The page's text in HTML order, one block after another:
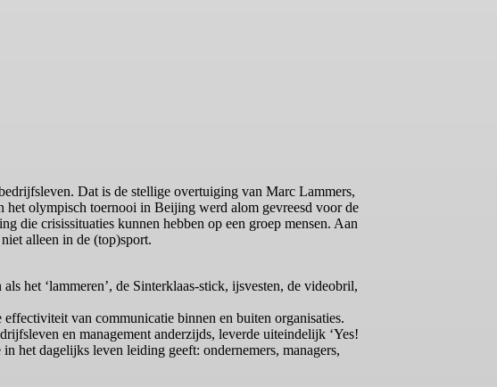
Dat is de stellige overtuiging van Marc Lammers,
het olympisch toernooi in Beijing werd alom gevreesd voor de
die crisissituaties kunnen hebben op een groep mensen. Aan
alleen in de (top)sport.
het ‘lammeren’, de Sinterklaas-stick, ijsvesten, de videobril,
van communicatie binnen en buiten organisaties.
en management anderzijds, leverde uiteindelijk ‘Yes!
het dagelijks leven leiding geeft: ondernemers, managers,